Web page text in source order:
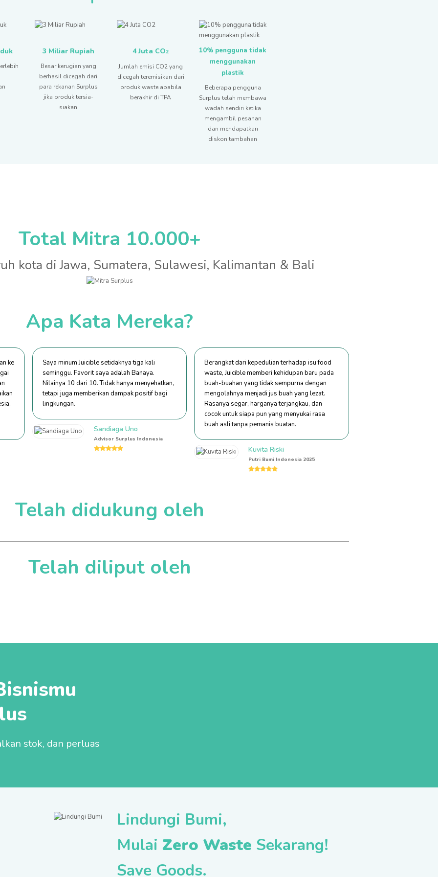
3 Miliar Rupiah
Besar kerugian yang
berhasil dicegah dari
para rekanan Surplus
jika produk tersia-
siakan
4 Juta CO2
Jumlah emisi CO2 yang
dicegah teremisikan dari
produk waste apabila
berakhir di TPA
10% pengguna tidak
menggunakan
plastik
Beberapa pengguna
Surplus telah membawa
wadah sendiri ketika
mengambil pesanan
dan mendapatkan
diskon tambahan
Total Mitra 10.000+
kota di Jawa, Sumatera, Sulawesi, Kalimantan & Bali
Apa Kata Mereka?
ke
Saya minum Juicible setidaknya tiga kali
seminggu. Favorit saya adalah Banaya.
Nilainya 10 dari 10. Tidak hanya menyehatkan,
tetapi juga memberikan dampak positif bagi
lingkungan.
Sandiaga Uno
Advisor Surplus Indonesia
Rating:
Berangkat dari kepedulian terhadap isu food
waste, Juicible memberi kehidupan baru pada
buah-buahan yang tidak sempurna dengan
mengolahnya menjadi jus buah yang lezat.
Rasanya segar, harganya terjangkau, dan
cocok untuk siapa pun yang menyukai rasa
buah asli tanpa pemanis buatan.
Kuvita Riski
Putri Bumi Indonesia 2025
Rating:
Telah didukung oleh
Telah diliput oleh
stok, dan perluas
Lindungi Bumi,
Mulai Zero Waste Sekarang!
Save Goods.